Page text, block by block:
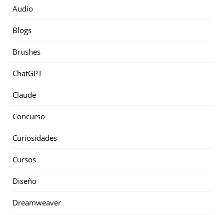
Audio
Blogs
Brushes
ChatGPT
Claude
Concurso
Curiosidades
Cursos
Diseño
Dreamweaver